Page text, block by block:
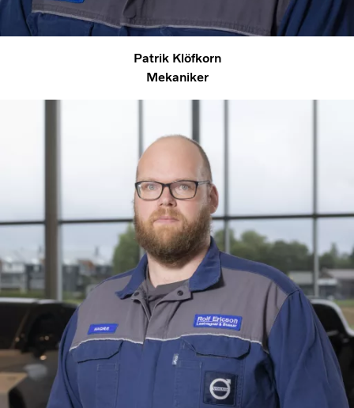
Patrik Klöfkorn
Mekaniker